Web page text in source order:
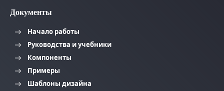
Документы
Начало работы
Руководства и учебники
Компоненты
Примеры
Шаблоны дизайна